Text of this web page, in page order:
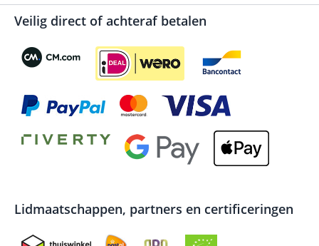
Veilig direct of achteraf betalen
Lidmaatschappen, partners en certificeringen